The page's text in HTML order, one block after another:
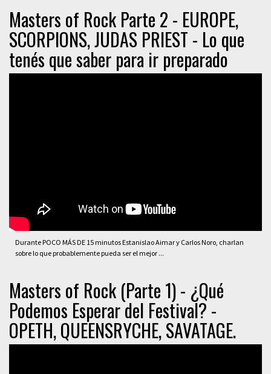
Masters of Rock Parte 2 - EUROPE,
SCORPIONS, JUDAS PRIEST - Lo que
tenés que saber para ir preparado
Durante POCO MÁS DE 15 minutos Estanislao Aimar y Carlos Noro, charlan
sobre lo que probablemente pueda ser el mejor ...
Masters of Rock (Parte 1) - ¿Qué
Podemos Esperar del Festival? -
OPETH, QUEENSRYCHE, SAVATAGE.